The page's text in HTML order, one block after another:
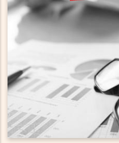
Wij kunnen jouw startup
de juiste coach of netwerk.
(IT) zijn hierbij partners
Innovation Community